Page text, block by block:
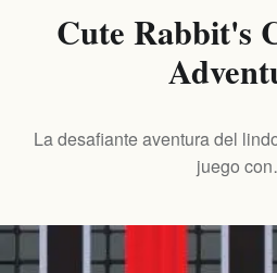
Cute Rabbit's
La desafiante aventura del
juego